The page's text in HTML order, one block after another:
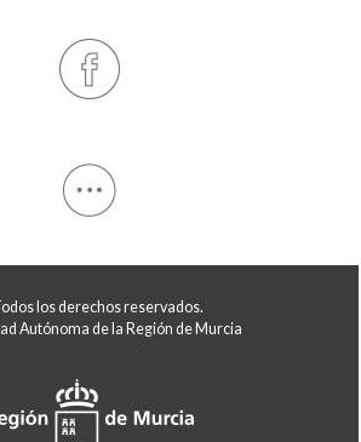
los derechos reservados.
Autónoma de la Región de Murcia